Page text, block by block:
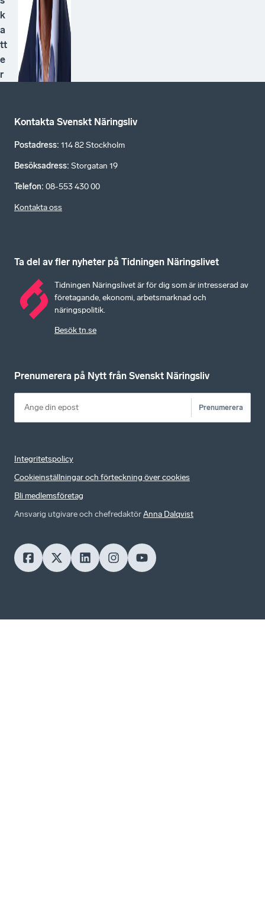
k
a
tt
e
r
Kontakta Svenskt Näringsliv
Postadress: 114 82 Stockholm
Besöksadress: Storgatan 19
Telefon: 08-553 430 00
Kontakta oss
Ta del av fler nyheter på Tidningen Näringslivet
Tidningen Näringslivet är för dig som är intresserad av
företagande, ekonomi, arbetsmarknad och
näringspolitik.
Besök tn.se
Prenumerera på Nytt från Svenskt Näringsliv
Prenumerera
Integritetspolicy
Cookieinställningar och förteckning över cookies
Bli medlemsföretag
Ansvarig utgivare och chefredaktörAnna Dalqvist